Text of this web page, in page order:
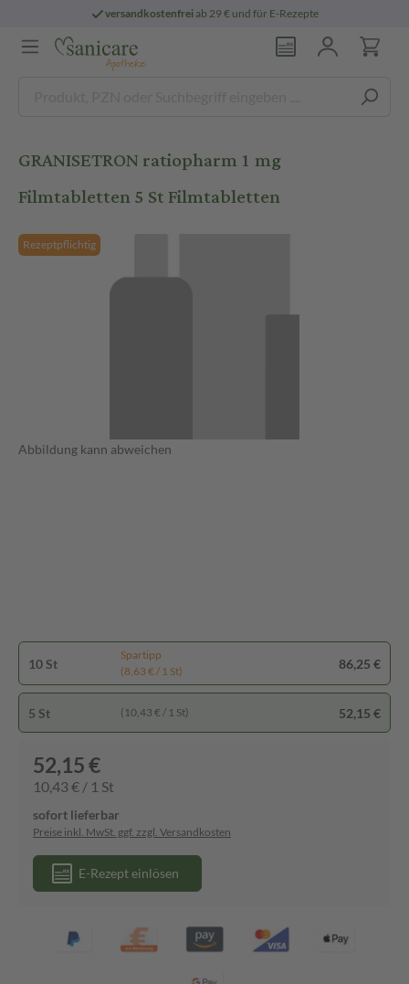
versandkostenfreiab 29 € und für E-Rezepte
GRANISETRON ratiopharm 1 mg
Filmtabletten 5 St Filmtabletten
Rezeptpflichtig
Abbildung kann abweichen
10 St
Spartipp
(8,63 € / 1 St)
86,25 €
5 St (10,43 € / 1 St) 52,15 €
52,15 €
10,43 € / 1 St
sofort lieferbar
Preise inkl. MwSt. ggf. zzgl. Versandkosten
E-Rezept einlösen